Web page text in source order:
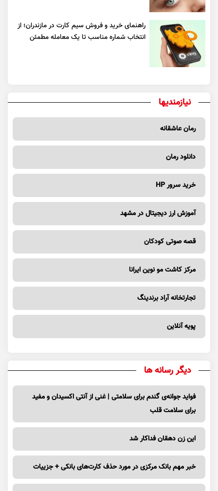
راهنمای خرید و فروش سیم کارت در مازندران؛ از
انتخاب شماره مناسب تا یک معامله مطمئن
نیازمندیها
رمان عاشقانه
دانلود رمان
خرید سرور HP
آموزش ارز دیجیتال در مشهد
قصه صوتی کودکان
مرکز کاشت مو نوین ایرانا
تجارتخانه آراد برندینگ
پویه آنلاین
دیگر رسانه ها
فواید جوانه‌ی گندم برای سلامتی | غنی از آنتی اکسیدان و مفید
برای سلامت قلب
این زن دهقان فداکار شد
خبر مهم بانک مرکزی در مورد حذف کارت‌های بانکی + جزییات